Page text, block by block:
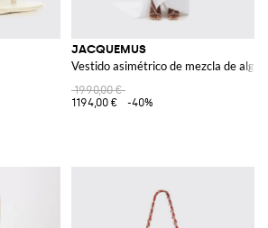
JACQUEMUS
Vestido asimétrico de mezcla de
1990,00 €
1194,00 €
-40%